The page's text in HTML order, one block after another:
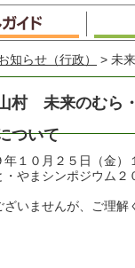
知らせ（行政） > 未
村 未来のむら
ついて
年１０月２５日（金
・やまシンポジウム
ざいませんが、ご理解